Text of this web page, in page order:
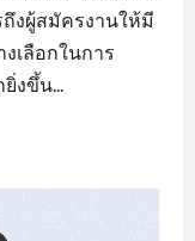
ถึงผู้สมัครงานให้มี
เลือกในการ
งขึ้น...